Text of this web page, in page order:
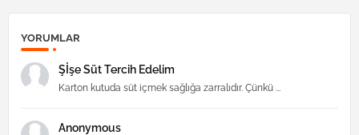
YORUMLAR
Şİşe Süt Tercih Edelim
Karton kutuda süt içmek sağlığa zarralıdır. Çünkü ...
Anonymous